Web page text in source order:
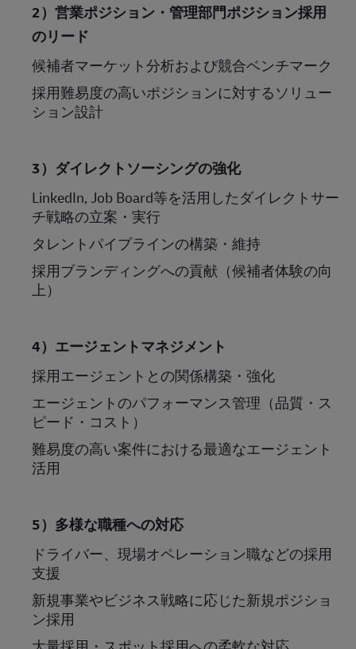
2）営業ポジション・管理部門ポジション採用
のリード
候補者マーケット分析および競合ベンチマーク
採用難易度の高いポジションに対するソリュー
ション設計
3）ダイレクトソーシングの強化
LinkedIn, Job Board等を活用したダイレクトサー
チ戦略の立案・実行
タレントパイプラインの構築・維持
採用ブランディングへの貢献（候補者体験の向
上）
4）エージェントマネジメント
採用エージェントとの関係構築・強化
エージェントのパフォーマンス管理（品質・ス
ピード・コスト）
難易度の高い案件における最適なエージェント
活用
5）多様な職種への対応
ドライバー、現場オペレーション職などの採用
支援
新規事業やビジネス戦略に応じた新規ポジショ
ン採用